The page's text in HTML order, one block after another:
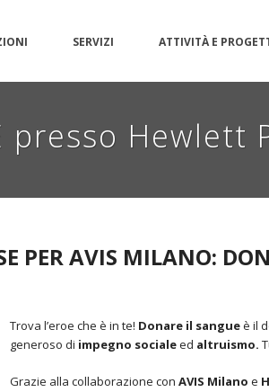
SERVIZI ATTIVITÀ E
presso
PER AVIS MILANO:
Trova l’eroe che è in te! Donare il sangueè il
generoso di impegno socialeed altruismo.
Grazie alla collaborazione con AVIS Milano e